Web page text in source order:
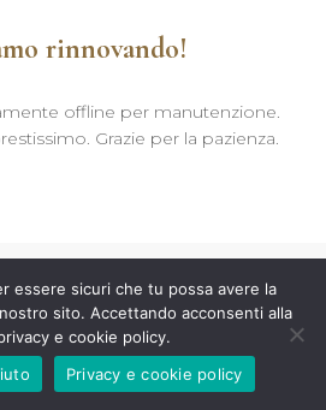
rinnovando!
offline per manutenzione.
Grazie per la pazienza.
essere sicuri che tu possa avere la
sito. Accettando acconsenti alla
e cookie policy.
Privacy e cookie policy